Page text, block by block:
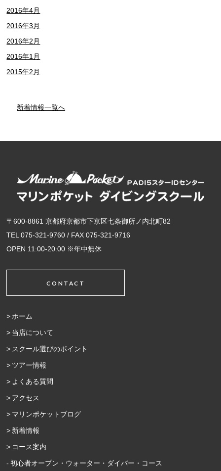
2016年4月
2016年3月
2016年2月
2016年1月
2015年2月
新着情報一覧へ
〒600-8861 京都府京都市下京区七条御所ノ内北町82
TEL 075-321-9760 / FAX 075-321-9716
OPEN 11:00-20:00 ※年中無休
CONTACT
ホーム
当店について
スクール選びのポイント
ツアー情報
よくある質問
アクセス
マリンポケットブログ
新着情報
コース案内
初心者オープン・ウォーター・ダイバー・コース